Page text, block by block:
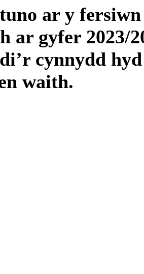
ar y
ar gyfer 2023/
cynnydd
waith.